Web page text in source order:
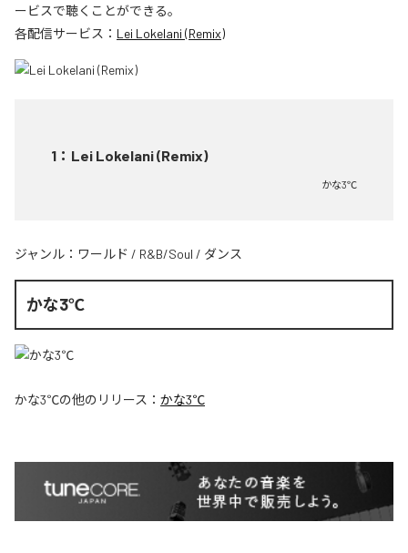
ービスで聴くことができる。
各配信サービス： Lei Lokelani (Remix)
1 ： Lei Lokelani (Remix)
かな3℃
ジャンル： ワールド / R&B/Soul / ダンス
かな3℃
かな3℃の他のリリース： かな3℃